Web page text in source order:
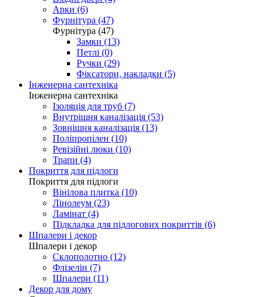
Арки (6)
Фурнітура (47)
Фурнітура (47)
Замки (13)
Петлі (0)
Ручки (29)
Фіксатори, накладки (5)
Інженерна сантехніка
Інженерна сантехніка
Ізоляція для труб (7)
Внутрішня каналізація (53)
Зовнішня каналізація (13)
Поліпропілен (10)
Ревізійні люки (10)
Трапи (4)
Покриття для підлоги
Покриття для підлоги
Вінілова плитка (10)
Лінолеум (23)
Ламінат (4)
Підкладка для підлогових покриттів (6)
Шпалери і декор
Шпалери і декор
Склополотно (12)
Флізелін (7)
Шпалери (11)
Декор для дому